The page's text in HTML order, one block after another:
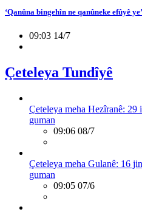
‘Qanûna bingehîn ne qanûneke efûyê ye’
09:03 14/7
Çeteleya Tundîyê
Çeteleya meha Hezîranê:
guman
09:06 08/7
Çeteleya meha Gulanê: 16
guman
09:05 07/6